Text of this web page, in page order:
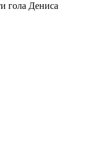
гола Дениса